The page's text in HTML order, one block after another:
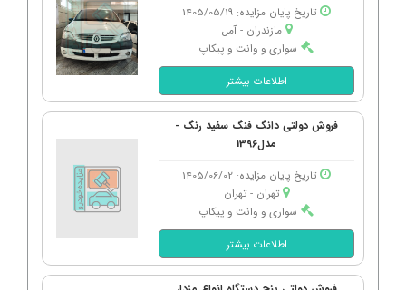
تاریخ پایان مزایده: 1405/05/19
مازندران - آمل
سواری و وانت و پیکاپ
اطلاعات بیشتر
فروش دولتی دانگ فنگ سفید رنگ -
مدل1396
تاریخ پایان مزایده: 1405/06/02
تهران - تهران
سواری و وانت و پیکاپ
اطلاعات بیشتر